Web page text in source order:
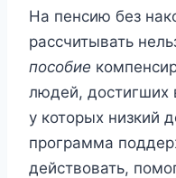
На пенсию без
рассчитывать
пособие
людей, достигших
у которых низкий
программа
действовать,